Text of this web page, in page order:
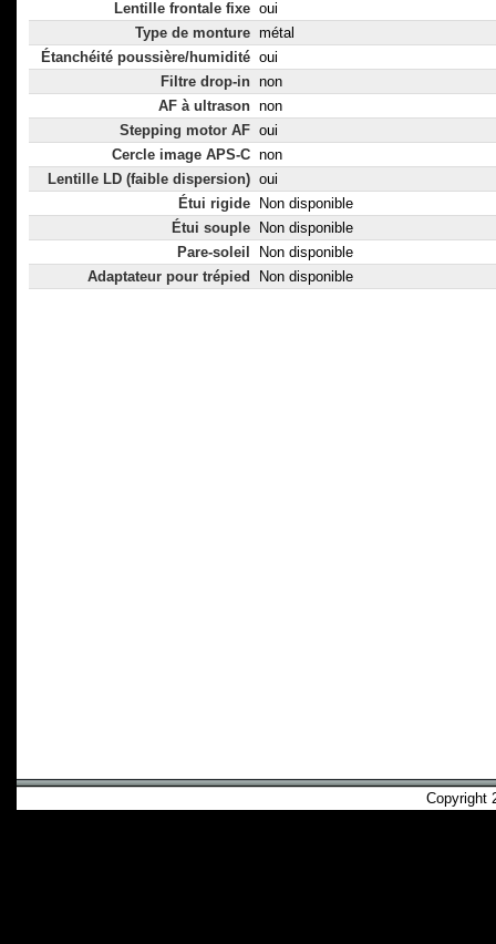
Lentille frontale fixe oui
Type de monture métal
Étanchéité poussière/humidité oui
Filtre drop-in non
AF à ultrason non
Stepping motor AF oui
Cercle image APS-C non
Lentille LD (faible dispersion) oui
Étui rigide
Non disponible
Étui souple
Non disponible
Pare-soleil
Non disponible
Adaptateur pour trépied
Non disponible
Copyright